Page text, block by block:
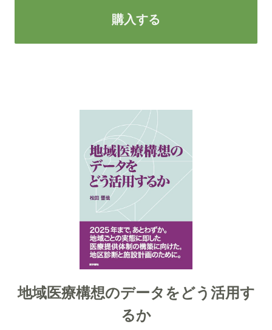
購入する
地域医療構想のデータをどう活用す
るか